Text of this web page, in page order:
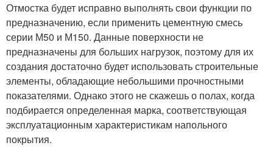
Отмостка будет исправно выполнять свои функции по
предназначению, если применить цементную смесь
серии М50 и М150. Данные поверхности не
предназначены для больших нагрузок, поэтому для их
создания достаточно будет использовать строительные
элементы, обладающие небольшими прочностными
показателями. Однако этого не скажешь о полах, когда
подбирается определенная марка, соответствующая
эксплуатационным характеристикам напольного
покрытия.